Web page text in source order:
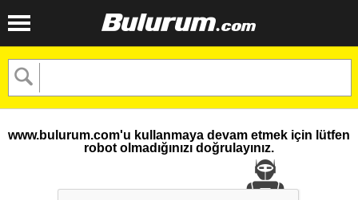
www.bulurum.com'u kullanmaya devam etmek için lütfen
robot olmadığınızı doğrulayınız.